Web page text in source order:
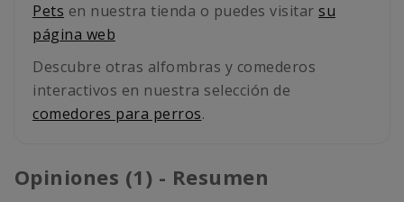
Pets en nuestra tienda o puedes visitar su
página web
Descubre otras alfombras y comederos
interactivos en nuestra selección de
comedores para perros.
Opiniones (1) - Resumen